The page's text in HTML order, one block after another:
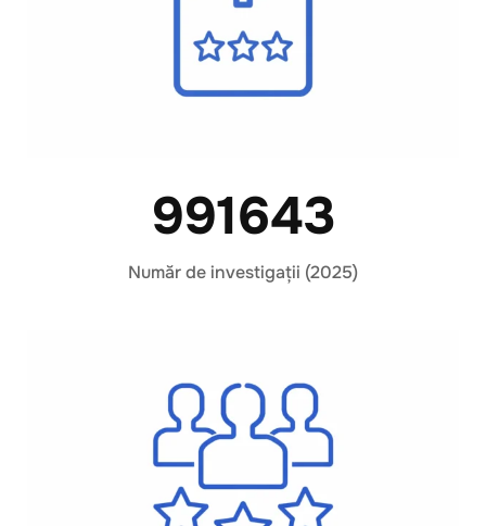
991643
Număr de investigații (2025)